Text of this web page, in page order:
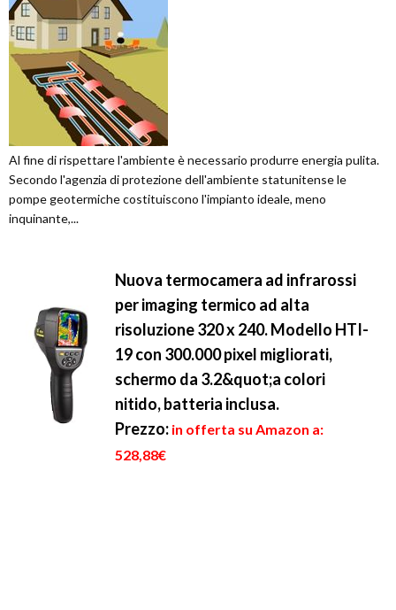
Al fine di rispettare l'ambiente è necessario produrre energia pulita.
Secondo l'agenzia di protezione dell'ambiente statunitense le
pompe geotermiche costituiscono l'impianto ideale, meno
inquinante,...
Nuova termocamera ad infrarossi
per imaging termico ad alta
risoluzione 320 x 240. Modello HTI-
19 con 300.000 pixel migliorati,
schermo da 3.2&quot;a colori
nitido, batteria inclusa.
Prezzo: in offerta su Amazon a:
528,88€